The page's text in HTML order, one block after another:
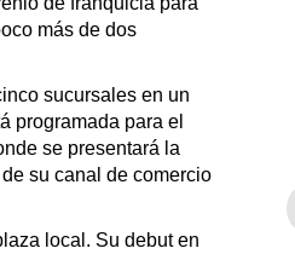
más de dos
sucursales en un
programada para el
se presentará la
su canal de comercio
local. Su debut en